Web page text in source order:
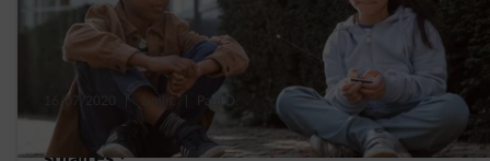
16/07/2020 Paul D.
Quelle sera la rentabilité de vos panneaux